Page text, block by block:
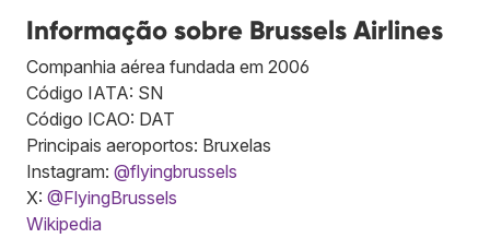
Informação sobre Brussels Airlines
Companhia aérea fundada em 2006
Código IATA: SN
Código ICAO: DAT
Principais aeroportos: Bruxelas
Instagram: @flyingbrussels
X: @FlyingBrussels
Wikipedia